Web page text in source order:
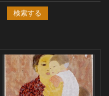
検索する